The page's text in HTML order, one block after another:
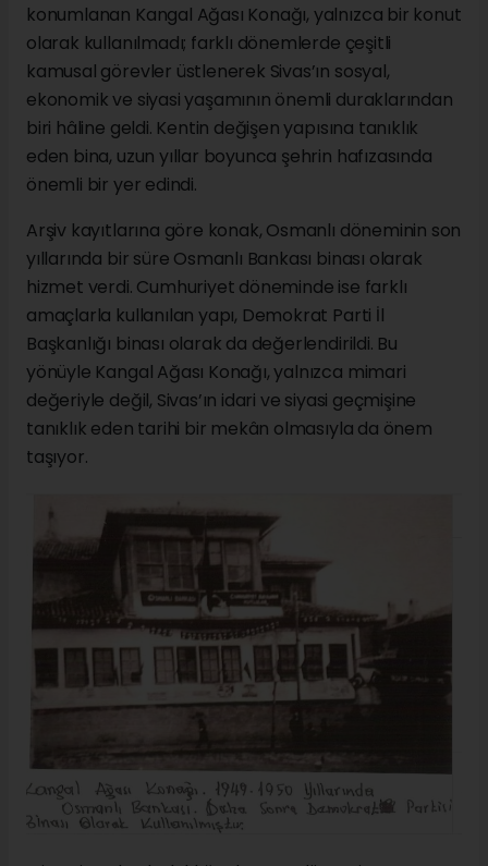
konumlanan Kangal Ağası Konağı, yalnızca bir konut
olarak kullanılmadı; farklı dönemlerde çeşitli
kamusal görevler üstlenerek Sivas’ın sosyal,
ekonomik ve siyasi yaşamının önemli duraklarından
biri hâline geldi. Kentin değişen yapısına tanıklık
eden bina, uzun yıllar boyunca şehrin hafızasında
önemli bir yer edindi.
Arşiv kayıtlarına göre konak, Osmanlı döneminin son
yıllarında bir süre Osmanlı Bankası binası olarak
hizmet verdi. Cumhuriyet döneminde ise farklı
amaçlarla kullanılan yapı, Demokrat Parti İl
Başkanlığı binası olarak da değerlendirildi. Bu
yönüyle Kangal Ağası Konağı, yalnızca mimari
değeriyle değil, Sivas’ın idari ve siyasi geçmişine
tanıklık eden tarihi bir mekân olmasıyla da önem
taşıyor.